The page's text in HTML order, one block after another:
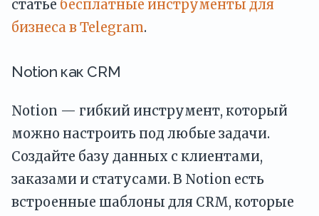
статье бесплатные инструменты для
бизнеса в Telegram.
Notion как CRM
Notion — гибкий инструмент, который
можно настроить под любые задачи.
Создайте базу данных с клиентами,
заказами и статусами. В Notion есть
встроенные шаблоны для CRM, которые